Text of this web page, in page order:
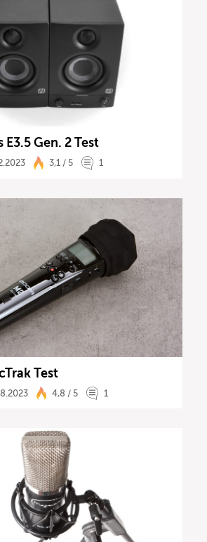
E3.5 Gen. 2 Test
3,1 / 5 1
Test
4,8 / 5 1